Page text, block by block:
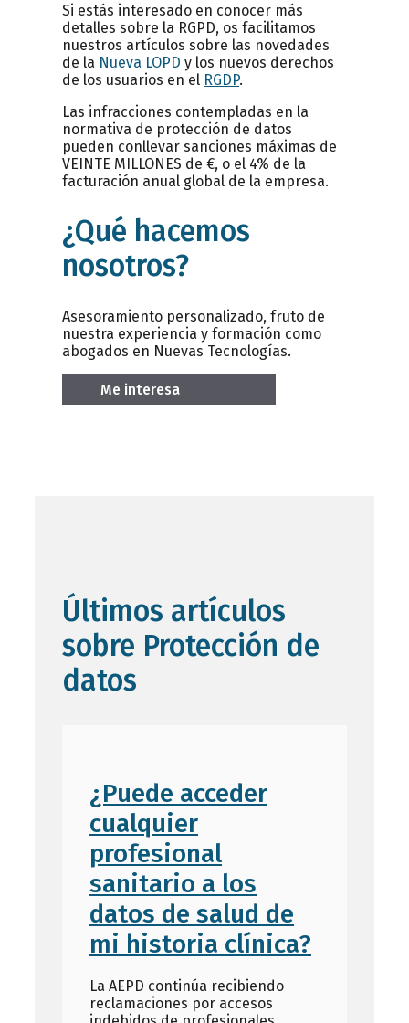
Si estás interesado en conocer más
detalles sobre la RGPD, os facilitamos
nuestros artículos sobre las novedades
de la Nueva LOPD y los nuevos derechos
de los usuarios en el RGDP.
Las infracciones contempladas en la
normativa de protección de datos
pueden conllevar sanciones máximas de
VEINTE MILLONES de €, o el 4% de la
facturación anual global de la empresa.
¿Qué hacemos
nosotros?
Asesoramiento personalizado, fruto de
nuestra experiencia y formación como
abogados en Nuevas Tecnologías.
Me interesa
Últimos artículos
sobre Protección de
datos
¿Puede acceder
cualquier
profesional
sanitario a los
datos de salud de
mi historia clínica?
La AEPD continúa recibiendo
reclamaciones por accesos